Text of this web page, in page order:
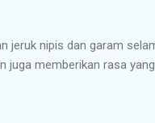
jeruk nipis dan garam
juga memberikan rasa